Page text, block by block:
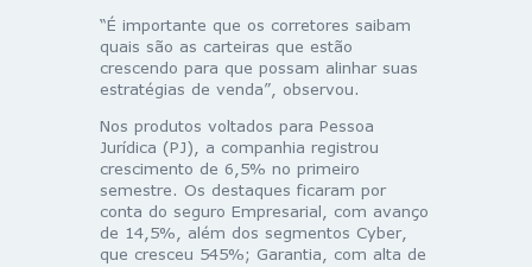
“É importante que os corretores saibam
quais são as carteiras que estão
crescendo para que possam alinhar suas
estratégias de venda”, observou.
Nos produtos voltados para Pessoa
Jurídica (PJ), a companhia registrou
crescimento de 6,5% no primeiro
semestre. Os destaques ficaram por
conta do seguro Empresarial, com avanço
de 14,5%, além dos segmentos Cyber,
que cresceu 545%; Garantia, com alta de